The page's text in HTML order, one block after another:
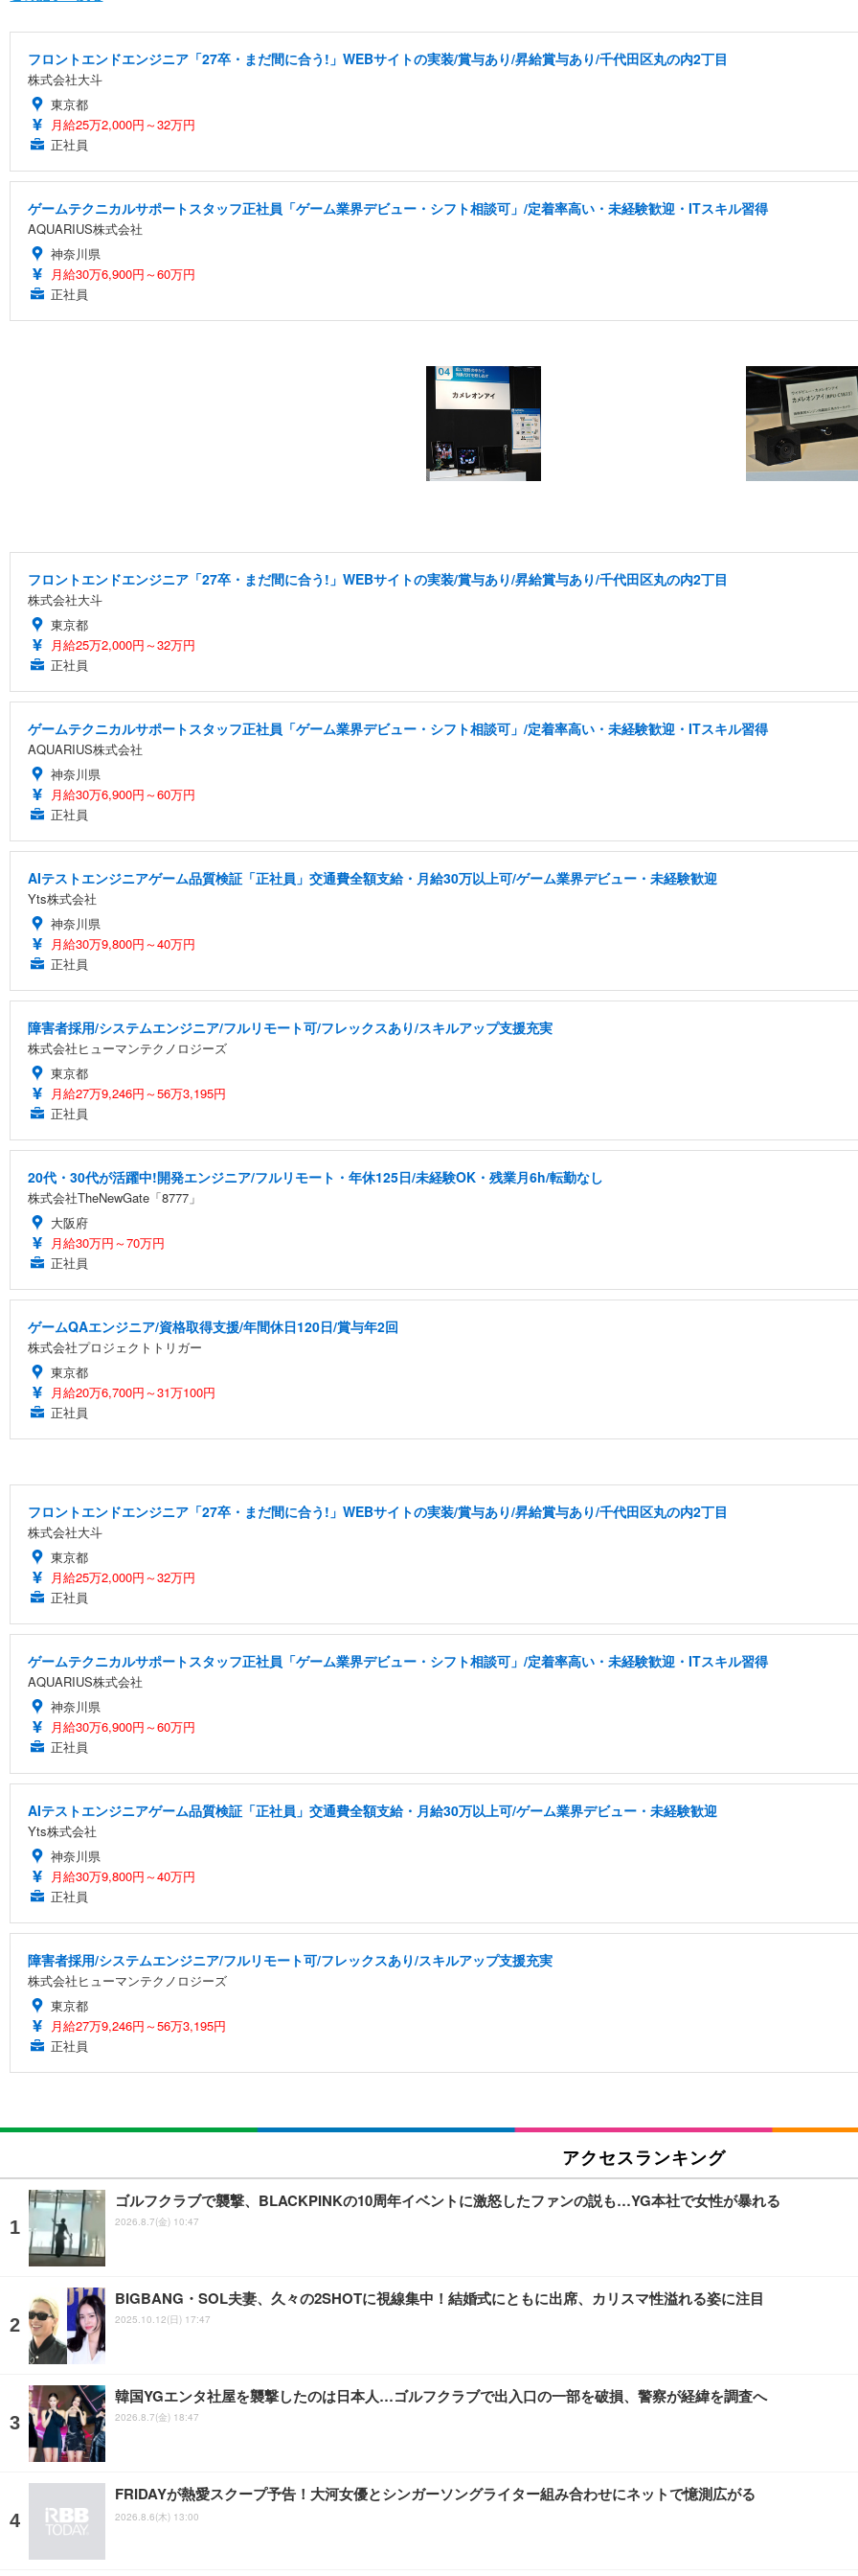
フロントエンドエンジニア「27卒・まだ間に合う!」WEBサイトの実装/賞与あり/昇給賞与あり/千代田区丸の内2丁目
株式会社大斗
東京都
月給25万2,000円～32万円
正社員
ゲームテクニカルサポートスタッフ正社員「ゲーム業界デビュー・シフト相談可」/定着率高い・未経験歓迎・ITスキル習得
AQUARIUS株式会社
神奈川県
月給30万6,900円～60万円
正社員
フロントエンドエンジニア「27卒・まだ間に合う!」WEBサイトの実装/賞与あり/昇給賞与あり/千代田区丸の内2丁目
株式会社大斗
東京都
月給25万2,000円～32万円
正社員
ゲームテクニカルサポートスタッフ正社員「ゲーム業界デビュー・シフト相談可」/定着率高い・未経験歓迎・ITスキル習得
AQUARIUS株式会社
神奈川県
月給30万6,900円～60万円
正社員
AIテストエンジニアゲーム品質検証「正社員」交通費全額支給・月給30万以上可/ゲーム業界デビュー・未経験歓迎
Yts株式会社
神奈川県
月給30万9,800円～40万円
正社員
障害者採用/システムエンジニア/フルリモート可/フレックスあり/スキルアップ支援充実
株式会社ヒューマンテクノロジーズ
東京都
月給27万9,246円～56万3,195円
正社員
20代・30代が活躍中!開発エンジニア/フルリモート・年休125日/未経験OK・残業月6h/転勤なし
株式会社TheNewGate「8777」
大阪府
月給30万円～70万円
正社員
ゲームQAエンジニア/資格取得支援/年間休日120日/賞与年2回
株式会社プロジェクトトリガー
東京都
月給20万6,700円～31万100円
正社員
フロントエンドエンジニア「27卒・まだ間に合う!」WEBサイトの実装/賞与あり/昇給賞与あり/千代田区丸の内2丁目
株式会社大斗
東京都
月給25万2,000円～32万円
正社員
ゲームテクニカルサポートスタッフ正社員「ゲーム業界デビュー・シフト相談可」/定着率高い・未経験歓迎・ITスキル習得
AQUARIUS株式会社
神奈川県
月給30万6,900円～60万円
正社員
AIテストエンジニアゲーム品質検証「正社員」交通費全額支給・月給30万以上可/ゲーム業界デビュー・未経験歓迎
Yts株式会社
神奈川県
月給30万9,800円～40万円
正社員
障害者採用/システムエンジニア/フルリモート可/フレックスあり/スキルアップ支援充実
株式会社ヒューマンテクノロジーズ
東京都
月給27万9,246円～56万3,195円
正社員
アクセスランキング
ゴルフクラブで襲撃、BLACKPINKの10周年イベントに激怒したファンの説も…YG本社で女性が暴れる
2026.8.7(金) 10:47
BIGBANG・SOL夫妻、久々の2SHOTに視線集中！結婚式にともに出席、カリスマ性溢れる姿に注目
2025.10.12(日) 17:47
韓国YGエンタ社屋を襲撃したのは日本人…ゴルフクラブで出入口の一部を破損、警察が経緯を調査へ
2026.8.7(金) 18:47
FRIDAYが熱愛スクープ予告！大河女優とシンガーソングライター組み合わせにネットで憶測広がる
2026.8.6(木) 13:00